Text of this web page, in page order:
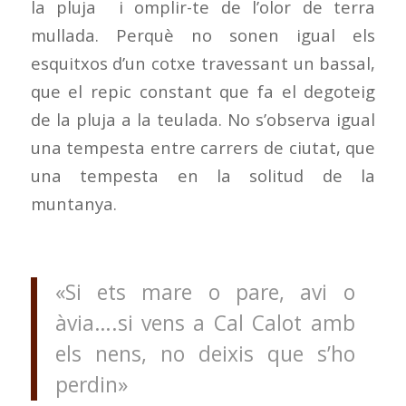
la pluja i omplir-te de l’olor de terra
mullada. Perquè no sonen igual els
esquitxos d’un cotxe travessant un bassal,
que el repic constant que fa el degoteig
de la pluja a la teulada. No s’observa igual
una tempesta entre carrers de ciutat, que
una tempesta en la solitud de la
muntanya.
«Si ets mare o pare, avi o
àvia….si vens a Cal Calot amb
els nens, no deixis que s’ho
perdin»